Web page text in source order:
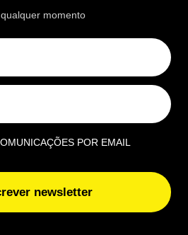
– Uma reflexão de
um luxo | Por João
| Por José Figueiredo
momento
POR EMAIL
newsletter